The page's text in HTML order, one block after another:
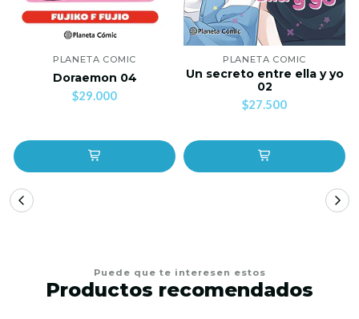
PLANETA COMIC
Doraemon 04
$29.000
PLANETA COMIC
Un secreto entre ella y yo
02
$27.500
Puede que te interesen estos
Productos recomendados